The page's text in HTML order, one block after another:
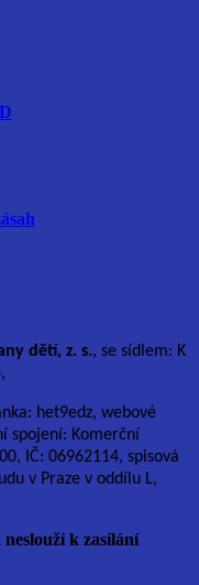
dětí, z. s., se sídlem: K
het9edz, webové
spojení: Komerční
IČ: 06962114, spisová
v Praze v oddílu L,
k zasílání